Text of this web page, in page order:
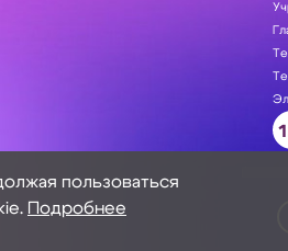
пользоваться
Подробнее